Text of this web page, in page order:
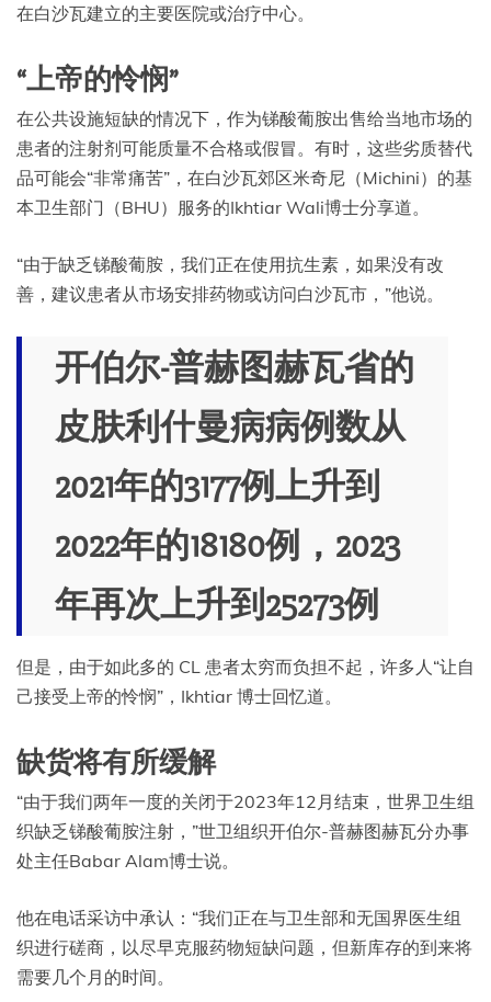
在白沙瓦建立的主要医院或治疗中心。
“上帝的怜悯”
在公共设施短缺的情况下，作为锑酸葡胺出售给当地市场的
患者的注射剂可能质量不合格或假冒。有时，这些劣质替代
品可能会“非常痛苦”，在白沙瓦郊区米奇尼（Michini）的基
本卫生部门（BHU）服务的Ikhtiar Wali博士分享道。
“由于缺乏锑酸葡胺，我们正在使用抗生素，如果没有改
善，建议患者从市场安排药物或访问白沙瓦市，”他说。
开伯尔-普赫图赫瓦省的
皮肤利什曼病病例数从
2021年的3177例上升到
2022年的18180例，2023
年再次上升到25273例
但是，由于如此多的 CL 患者太穷而负担不起，许多人“让自
己接受上帝的怜悯”，Ikhtiar 博士回忆道。
缺货将有所缓解
“由于我们两年一度的关闭于2023年12月结束，世界卫生组
织缺乏锑酸葡胺注射，”世卫组织开伯尔-普赫图赫瓦分办事
处主任Babar Alam博士说。
他在电话采访中承认：“我们正在与卫生部和无国界医生组
织进行磋商，以尽早克服药物短缺问题，但新库存的到来将
需要几个月的时间。